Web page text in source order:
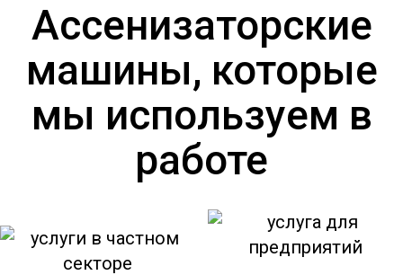
Ассенизаторские
машины, которые
мы используем в
работе